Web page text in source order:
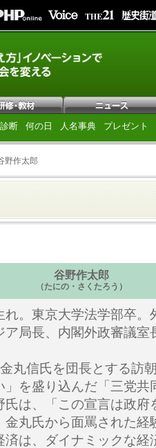
診断 何の日 人名事典 プレゼント
野作太郎
谷野作太郎
（たにの・さくたろう）
。東京大学法学部卒。
ア局長、内閣外政審議室
丸信氏を団長とする訪
」を盛り込んだ「三党共
氏は、「この宣言は政府
金丸氏から面罵された経
済は、ダイナミックな経